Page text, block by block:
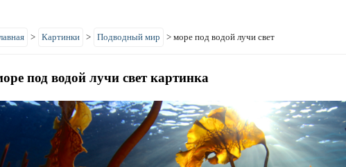
> Картинки > Подводный мир > море под водой лучи свет
под водой лучи свет картинка